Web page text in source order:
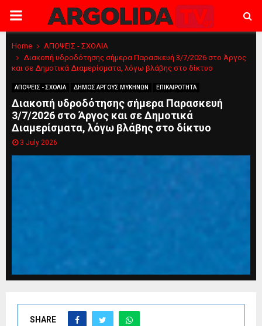
PRIMARY
MENU
Home
ΑΠΟΨΕΙΣ - ΣΧΟΛΙΑ
Διακοπή υδροδότησης σήμερα Παρασκευή 3/7/2026 στο Άργος
και σε Δημοτικά Διαμερίσματα, λόγω βλάβης στο δίκτυο
ΑΠΟΨΕΙΣ - ΣΧΟΛΙΑ ΔΗΜΟΣ ΑΡΓΟΥΣ ΜΥΚΗΝΩΝ ΕΠΙΚΑΙΡΟΤΗΤΑ
Διακοπή υδροδότησης σήμερα Παρασκευή
3/7/2026 στο Άργος και σε Δημοτικά
Διαμερίσματα, λόγω βλάβης στο δίκτυο
3 July 2026
SHARE